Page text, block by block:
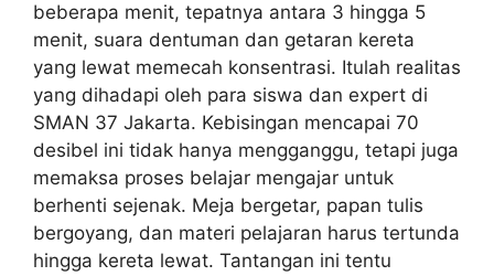
beberapa menit, tepatnya antara 3 hingga 5
menit, suara dentuman dan getaran kereta
yang lewat memecah konsentrasi. Itulah realitas
yang dihadapi oleh para siswa dan expert di
SMAN 37 Jakarta. Kebisingan mencapai 70
desibel ini tidak hanya mengganggu, tetapi juga
memaksa proses belajar mengajar untuk
berhenti sejenak. Meja bergetar, papan tulis
bergoyang, dan materi pelajaran harus tertunda
hingga kereta lewat. Tantangan ini tentu